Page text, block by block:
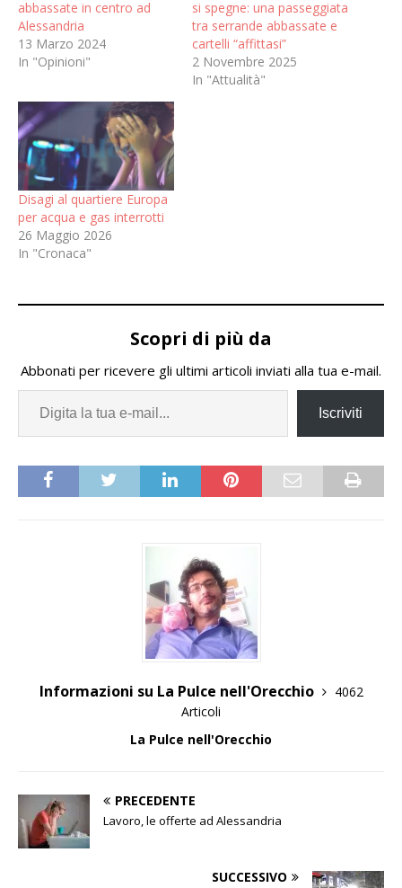
abbassate in centro ad
Alessandria
13 Marzo 2024
In "Opinioni"
si spegne: una passeggiata
tra serrande abbassate e
cartelli “affittasi”
2 Novembre 2025
In "Attualità"
Disagi al quartiere Europa
per acqua e gas interrotti
26 Maggio 2026
In "Cronaca"
Scopri di più da
Abbonati per ricevere gli ultimi articoli inviati alla tua e-mail.
Iscriviti
Informazioni su La Pulce nell'Orecchio
4062
Articoli
La Pulce nell'Orecchio
PRECEDENTE
Lavoro, le offerte ad Alessandria
SUCCESSIVO